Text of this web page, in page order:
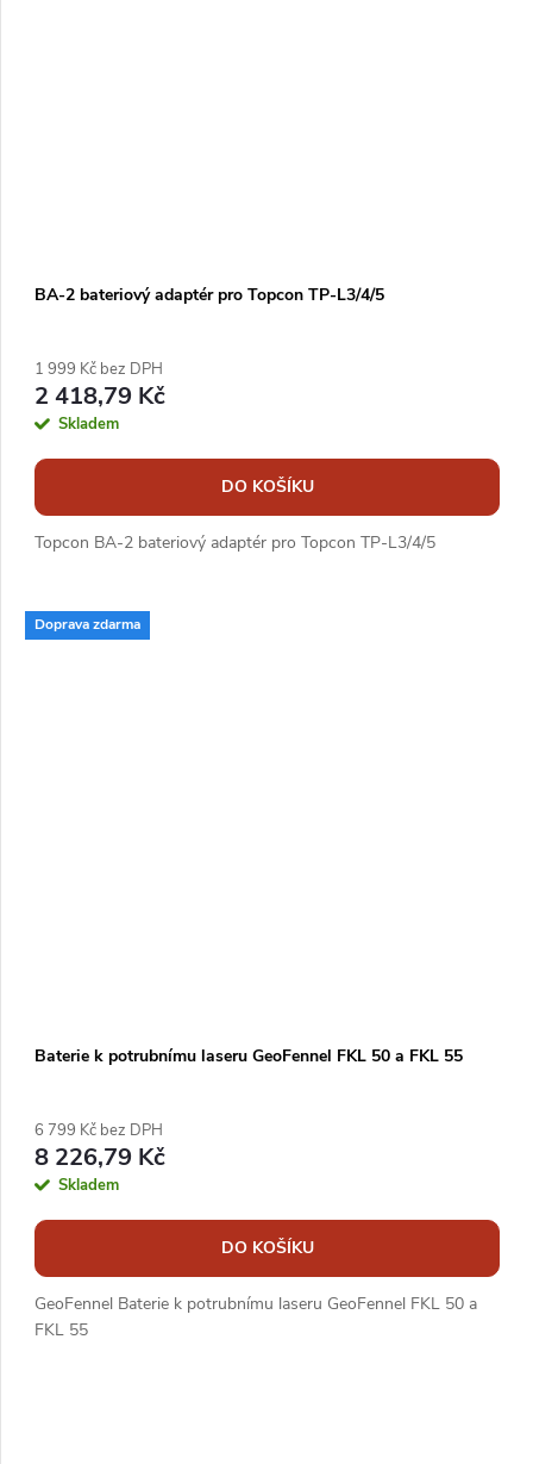
BA-2 bateriový adaptér pro Topcon TP-L3/4/5
1 999 Kč bez DPH
2 418,79 Kč
Skladem
DO KOŠÍKU
Topcon BA-2 bateriový adaptér pro Topcon TP-L3/4/5
Doprava zdarma
Baterie k potrubnímu laseru GeoFennel FKL 50 a FKL 55
6 799 Kč bez DPH
8 226,79 Kč
Skladem
DO KOŠÍKU
GeoFennel Baterie k potrubnímu laseru GeoFennel FKL 50 a
FKL 55